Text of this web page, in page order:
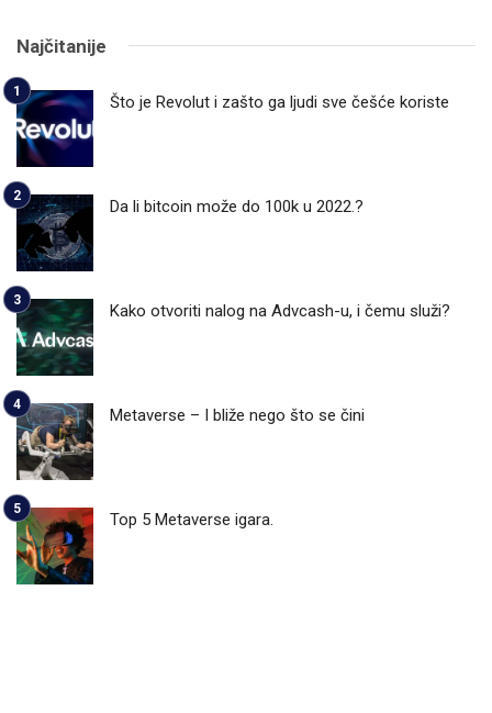
Najčitanije
Što je Revolut i zašto ga ljudi sve češće koriste
Da li bitcoin može do 100k u 2022.?
Kako otvoriti nalog na Advcash-u, i čemu služi?
Metaverse – I bliže nego što se čini
Top 5 Metaverse igara.